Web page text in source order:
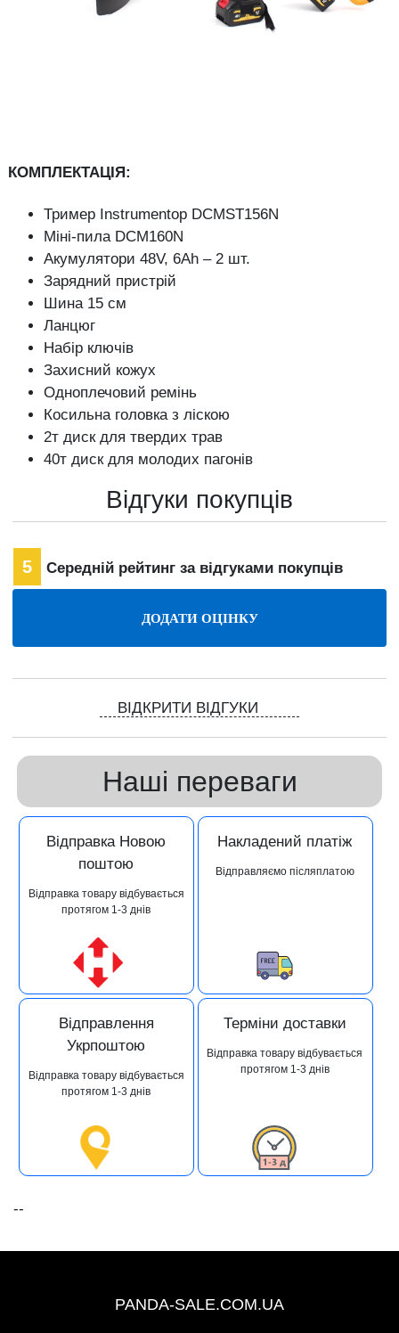
КОМПЛЕКТАЦІЯ:
Тример Instrumentop DCMST156N
Міні-пила DCM160N
Акумулятори 48V, 6Ah – 2 шт.
Зарядний пристрій
Шина 15 см
Ланцюг
Набір ключів
Захисний кожух
Одноплечовий ремінь
Косильна головка з ліскою
2т диск для твердих трав
40т диск для молодих пагонів
Відгуки покупців
5 Середній рейтинг за відгуками покупців
ВІДКРИТИ ВІДГУКИ
Наші переваги
Відправка Новою
поштою
Відправка товару відбувається
протягом 1-3 днів
Накладений платіж
Відправляємо післяплатою
Відправлення
Укрпоштою
Відправка товару відбувається
протягом 1-3 днів
Терміни доставки
Відправка товару відбувається
протягом 1-3 днів
--
PANDA-SALE.COM.UA